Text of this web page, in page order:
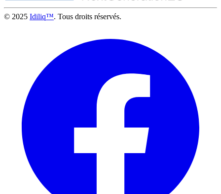
© 2025 Idiliq™. Tous droits réservés.